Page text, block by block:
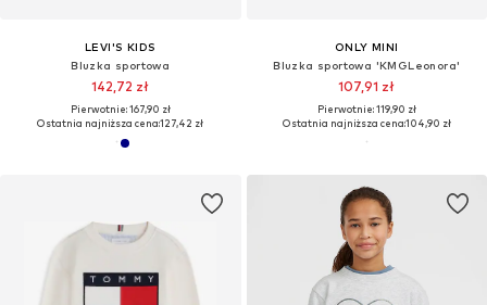
LEVI'S KIDS
Bluzka sportowa
142,72 zł
Pierwotnie: 167,90 zł
Ostatnia najniższa cena:127,42 zł
ONLY MINI
Bluzka sportowa 'KMGLeonora'
107,91 zł
Pierwotnie: 119,90 zł
Ostatnia najniższa cena:104,90 zł